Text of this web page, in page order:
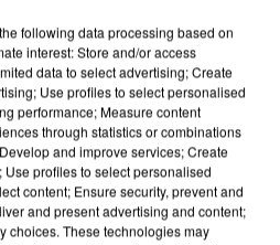
following data processing based on
interest: Store and/or access
data to select advertising; Create
Use profiles to select personalised
performance; Measure content
through statistics or combinations
and improve services; Create
profiles to select personalised
content; Ensure security, prevent and
and present advertising and content;
choices. These technologies may